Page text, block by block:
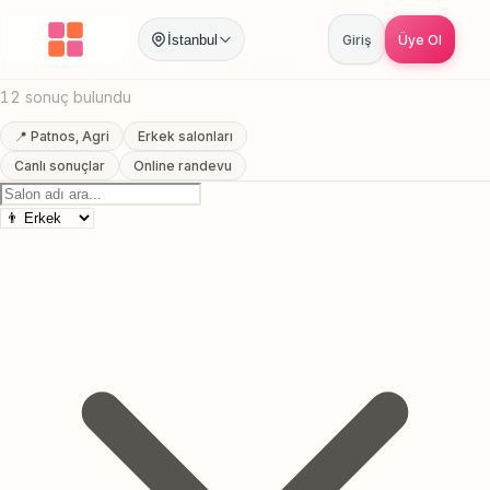
İstanbul Giriş Üye Ol
Anasayfa / Agri Patnos Sakal Sekillendirme
Patnos, Agri Sakal Sekillendirme
12 sonuç bulundu
📍 Patnos, Agri
Erkek salonları
Canlı sonuçlar
Online randevu